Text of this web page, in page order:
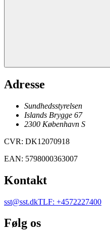
Adresse
Sundhedsstyrelsen
Islands Brygge 67
2300 København S
CVR: DK12070918
EAN: 5798000363007
Kontakt
sst@sst.dkTLF: +4572227400
Følg os